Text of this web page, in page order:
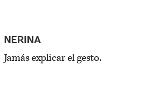
NERINA
Jamás explicar el gesto.